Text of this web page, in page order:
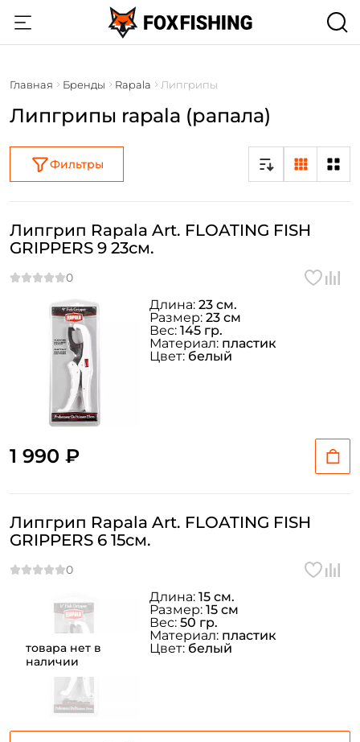
Главная Бренды Rapala Липгрипы
Липгрипы rapala (рапала)
Фильтры
Липгрип Rapala Art. FLOATING FISH
GRIPPERS 9 23см.
1 990 ₽
Длина: 23 см.
Размер: 23 см
Вес: 145 гр.
Материал: пластик
Цвет: белый
товара нет в
наличии
Липгрип Rapala Art. FLOATING FISH
GRIPPERS 6 15см.
Длина: 15 см.
Размер: 15 см
Вес: 50 гр.
Материал: пластик
Цвет: белый